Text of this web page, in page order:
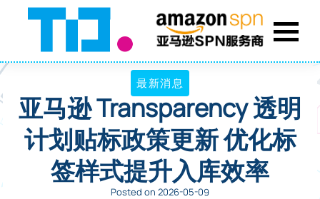
最新消息
亚马逊 Transparency 透明
计划贴标政策更新 优化标
签样式提升入库效率
Posted on 2026-05-09